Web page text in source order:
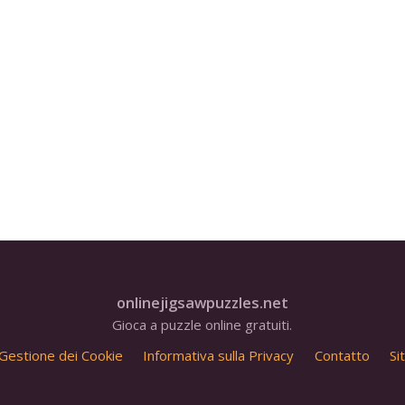
onlinejigsawpuzzles.net
Gioca a puzzle online gratuiti.
dei Cookie
Informativa sulla Privacy Contatto